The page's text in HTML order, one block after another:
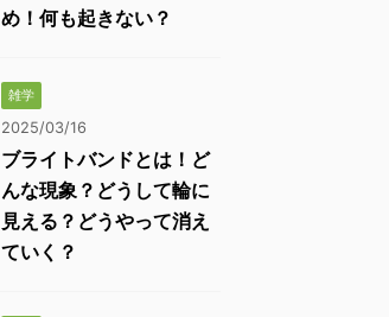
め！何も起きない？
雑学
2025/03/16
ブライトバンドとは！ど
んな現象？どうして輪に
見える？どうやって消え
ていく？